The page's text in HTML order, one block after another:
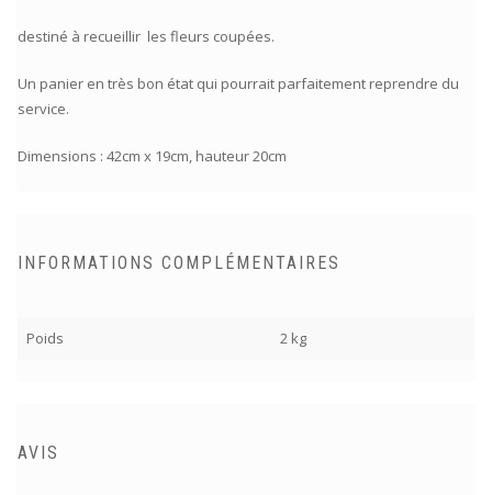
destiné à recueillir les fleurs coupées.
Un panier en très bon état qui pourrait parfaitement reprendre du
service.
Dimensions : 42cm x 19cm, hauteur 20cm
INFORMATIONS COMPLÉMENTAIRES
Poids 2 kg
AVIS